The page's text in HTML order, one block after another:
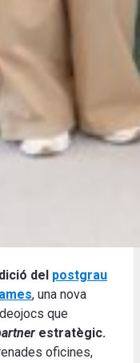
del postgrau
, una nova
que
estratègic.
oficines,